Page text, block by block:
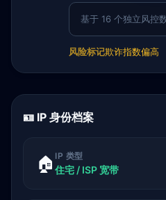
基于 16 个独立风控
风险标记欺诈指数偏高
🪪 IP 身份档案
🏠 IP 类型
住宅 / ISP 宽带